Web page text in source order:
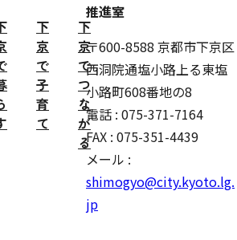
下
京
で
子
育
て
下
京
で
つ
な
が
る
推進室
〒600-8588 京都市下京区
西洞院通塩小路上る東塩
小路町608番地の8
電話 : 075-371-7164
FAX : 075-351-4439
メール :
shimogyo@city.kyoto.lg.
jp